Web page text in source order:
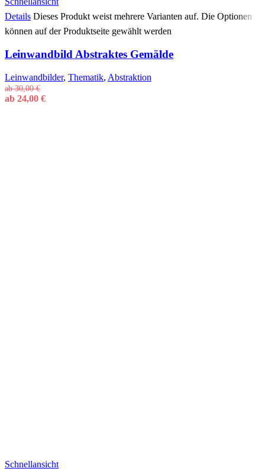
Details Dieses Produkt weist mehrere Varianten auf. Die Optionen
können auf der Produktseite gewählt werden
Leinwandbild Abstraktes Gemälde
Leinwandbilder, Thematik, Abstraktion
ab30,00€
ab 24,00 €
Schnellansicht